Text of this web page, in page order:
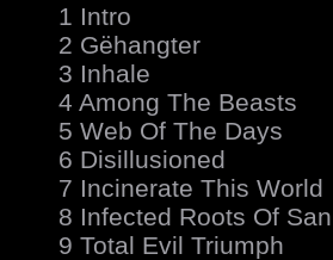
1 Intro
2 Gëhangter
3 Inhale
4 Among The Beasts
5 Web Of The Days
6 Disillusioned
7 Incinerate This World
8 Infected Roots Of
9 Total Evil Triumph